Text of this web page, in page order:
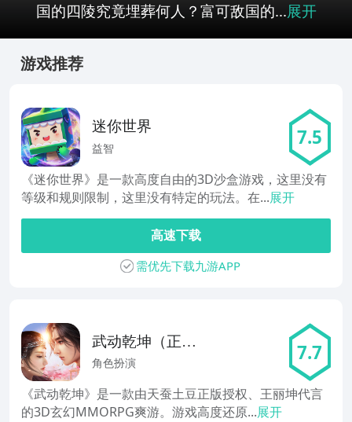
国的四陵究竟埋葬何人？富可敌国的...展开
游戏推荐
迷你世界
益智 7.5
《迷你世界》是一款高度自由的3D沙盒游戏，这里没有
等级和规则限制，这里没有特定的玩法。在...展开
高速下载
需优先下载九游APP
武动乾坤（正版
手游）
角色扮演 7.7
《武动乾坤》是一款由天蚕土豆正版授权、王丽坤代言
的3D玄幻MMORPG爽游。游戏高度还原...展开